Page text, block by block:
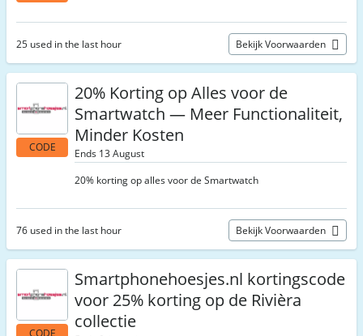
25 used in the last hour Bekijk Voorwaarden
CODE
20% Korting op Alles voor de
Smartwatch — Meer Functionaliteit,
Minder Kosten
Ends 13 August
20% korting op alles voor de Smartwatch
76 used in the last hour Bekijk Voorwaarden
CODE
Smartphonehoesjes.nl kortingscode
voor 25% korting op de Rivièra
collectie